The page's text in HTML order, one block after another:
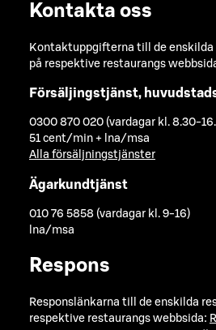
Kontakta oss
Kontaktuppgifterna till de enskilda
på respektive restaurangs
Försäljingstjänst,
0300 870 020 (vardagar kl. 8.30-
51 cent/min + lna/msa
Alla försäljningstjänster
Ägarkundtjänst
010 76 5858 (vardagar kl. 9-16)
lna/msa
Respons
Responslänkarna till de enskilda
respektive restaurangs webbsida: